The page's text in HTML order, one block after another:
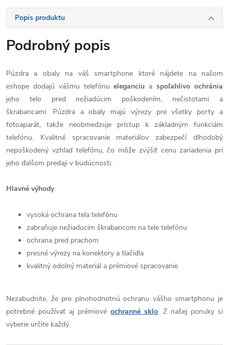
Popis produktu
Podrobný popis
Púzdra a obaly na váš smartphone ktoré nájdete na našom
eshope dodajú vášmu telefónueleganciu aspoľahlivo ochránia
jeho telo pred nežiadúcim poškodením, nečistotami a
škrabancami. Púzdra a obaly majú výrezy pre všetky porty a
fotoaparát, takže neobmedzuje prístup k základným funkciám
telefónu. Kvalitné spracovanie materiálov zabezpečí dlhodobý
nepoškodený vzhľad telefónu, čo môže zvýšiť cenu zariadenia pri
jeho ďalšom predaji v budúcnosti.
Hlavné výhody
vysoká ochrana tela telefónu
zabraňuje nežiaducim škrabancom na tele telefónu
ochrana pred prachom
presné výrezy na konektory a tlačidla
kvalitný odolný materiál a prémiové spracovanie
Nezabudnite, že pre plnohodnotnú ochranu vášho smartphonu je
potrebné používať aj prémiové ochranné sklo. Z našej ponuky si
vyberie určite každý.